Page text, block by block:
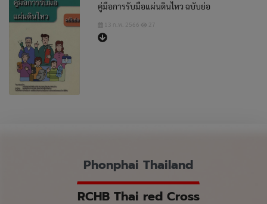
คู่มือการรับมือแผ่นดินไหว ฉบับย่อ
13 ก.พ. 2566 27
Phonphai Thailand
RCHB Thai red Cross